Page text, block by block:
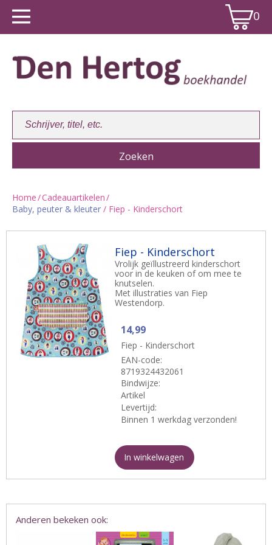
0
Home/Cadeauartikelen/
Baby, peuter & kleuter / Fiep - Kinderschort
Fiep - Kinderschort
Vrolijk geïllustreerd kinderschort
voor in de keuken of om mee te
knutselen.
Met illustraties van Fiep
Westendorp.
14,99
Fiep - Kinderschort
EAN-code:
8719324432061
Bindwijze:
Artikel
Levertijd:
Binnen 1 werkdag verzonden!
In winkelwagen
Anderen bekeken ook: